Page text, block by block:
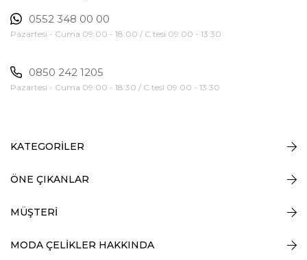
0552 348 00 00
Pazartesi - Cuma 09:00 - 18:00 / C.tesi 09:00 - 13:30
0850 242 1205
Pazartesi - Cuma 09:00 - 18:30 / C.tesi 09:00 - 13:30
KATEGORİLER
ÖNE ÇIKANLAR
MÜŞTERİ
MODA ÇELİKLER HAKKINDA